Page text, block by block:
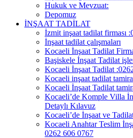
Hukuk ve Mevzuat:
Depomuz
İNŞAAT TADİLAT
İzmit inşaat tadilat firması
İnşaat tadilat çalışmaları
Kocaeli İnşaat Tadilat
Başiskele İnşaat Tadilat
Kocaeli İnşaat Tadilat
Kocaeli inşaat tadilat
Kocaeli İnşaat Tadilat
Kocaeli’de Komple Villa
Detaylı Kılavuz
Kocaeli’de İnşaat ve
Kocaeli Anahtar Teslim
0262 606 0767